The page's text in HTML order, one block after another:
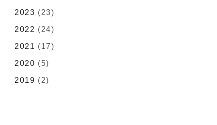
2023 (23)
2022 (24)
2021 (17)
2020 (5)
2019 (2)